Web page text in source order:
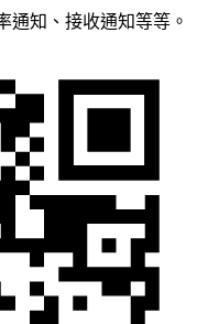
通知、接收通知等等。